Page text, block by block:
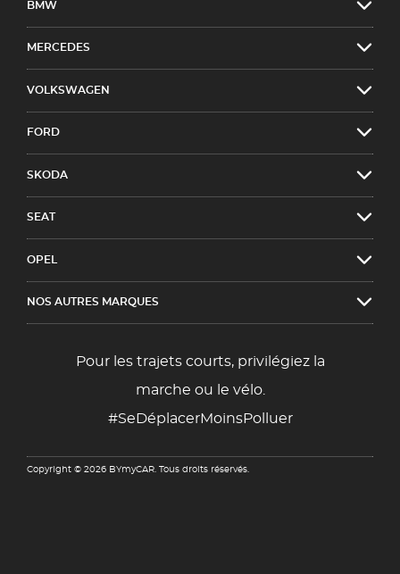
BMW
MERCEDES
VOLKSWAGEN
FORD
SKODA
SEAT
OPEL
NOS AUTRES MARQUES
Pour les trajets courts, privilégiez la
marche ou le vélo.
#SeDéplacerMoinsPolluer
Copyright © 2026 BYmyCAR. Tous droits réservés.